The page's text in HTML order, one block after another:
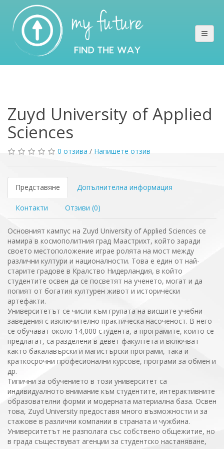
Zuyd University of Applied
Sciences
0 отзива / Напишете отзив
Представяне Допълнителна информация
Контакти Отзиви (0)
Основният кампус на Zuyd University of Applied Sciences се
намира в космополитния град Маастрихт, който заради
своето местоположение играе ролята на мост между
различни култури и националности. Това е един от най-
старите градове в Кралство Нидерландия, в който
студентите освен да се посветят на ученето, могат и да
попият от богатия културен живот и исторически
артефакти.
Университетът се числи към групата на висшите учебни
заведения с изключително практическа насоченост. В него
се обучават около 14,000 студента, а програмите, които се
предлагат, са разделени в девет факултета и включват
както бакалавърски и магистърски програми, така и
краткосрочни професионални курсове, програми за обмен и
др.
Типични за обучението в този университет са
индивидуалното внимание към студентите, интерактивните
образователни форми и модерната материална база. Освен
това, Zuyd University предоставя много възможности и за
стажове в различни компании в страната и чужбина.
Университетът не разполага със собствено общежитие, но
в града съществуват агенции за студентско настаняване,